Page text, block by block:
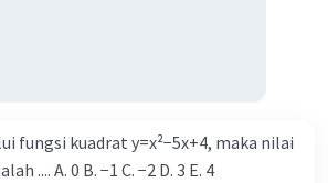
fungsi kuadrat y=x²−5x+4, maka nilai
.... A. 0 B. −1 C. −2 D. 3 E. 4